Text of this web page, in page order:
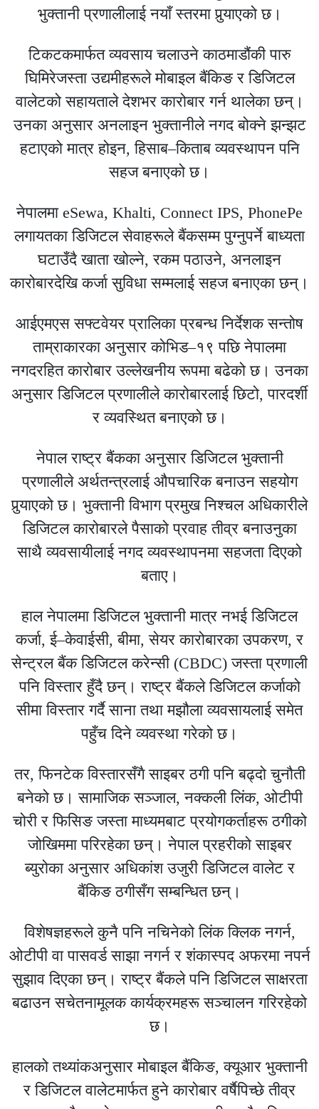
भुक्तानी प्रणालीलाई नयाँ स्तरमा पुर्‍याएको छ।
टिकटकमार्फत व्यवसाय चलाउने काठमाडौंकी पारु
घिमिरेजस्ता उद्यमीहरूले मोबाइल बैंकिङ र डिजिटल
वालेटको सहायताले देशभर कारोबार गर्न थालेका छन्।
उनका अनुसार अनलाइन भुक्तानीले नगद बोक्ने झन्झट
हटाएको मात्र होइन, हिसाब–किताब व्यवस्थापन पनि
सहज बनाएको छ।
नेपालमा eSewa, Khalti, Connect IPS, PhonePe
लगायतका डिजिटल सेवाहरूले बैंकसम्म पुग्नुपर्ने बाध्यता
घटाउँदै खाता खोल्ने, रकम पठाउने, अनलाइन
कारोबारदेखि कर्जा सुविधा सम्मलाई सहज बनाएका छन्।
आईएमएस सफ्टवेयर प्रालिका प्रबन्ध निर्देशक सन्तोष
ताम्राकारका अनुसार कोभिड–१९ पछि नेपालमा
नगदरहित कारोबार उल्लेखनीय रूपमा बढेको छ। उनका
अनुसार डिजिटल प्रणालीले कारोबारलाई छिटो, पारदर्शी
र व्यवस्थित बनाएको छ।
नेपाल राष्ट्र बैंकका अनुसार डिजिटल भुक्तानी
प्रणालीले अर्थतन्त्रलाई औपचारिक बनाउन सहयोग
पुर्‍याएको छ। भुक्तानी विभाग प्रमुख निश्चल अधिकारीले
डिजिटल कारोबारले पैसाको प्रवाह तीव्र बनाउनुका
साथै व्यवसायीलाई नगद व्यवस्थापनमा सहजता दिएको
बताए।
हाल नेपालमा डिजिटल भुक्तानी मात्र नभई डिजिटल
कर्जा, ई–केवाईसी, बीमा, सेयर कारोबारका उपकरण, र
सेन्ट्रल बैंक डिजिटल करेन्सी (CBDC) जस्ता प्रणाली
पनि विस्तार हुँदै छन्। राष्ट्र बैंकले डिजिटल कर्जाको
सीमा विस्तार गर्दै साना तथा मझौला व्यवसायलाई समेत
पहुँच दिने व्यवस्था गरेको छ।
तर, फिनटेक विस्तारसँगै साइबर ठगी पनि बढ्दो चुनौती
बनेको छ। सामाजिक सञ्जाल, नक्कली लिंक, ओटीपी
चोरी र फिसिङ जस्ता माध्यमबाट प्रयोगकर्ताहरू ठगीको
जोखिममा परिरहेका छन्। नेपाल प्रहरीको साइबर
ब्युरोका अनुसार अधिकांश उजुरी डिजिटल वालेट र
बैंकिङ ठगीसँग सम्बन्धित छन्।
विशेषज्ञहरूले कुनै पनि नचिनेको लिंक क्लिक नगर्न,
ओटीपी वा पासवर्ड साझा नगर्न र शंकास्पद अफरमा नपर्न
सुझाव दिएका छन्। राष्ट्र बैंकले पनि डिजिटल साक्षरता
बढाउन सचेतनामूलक कार्यक्रमहरू सञ्चालन गरिरहेको
छ।
हालको तथ्यांकअनुसार मोबाइल बैंकिङ, क्यूआर भुक्तानी
र डिजिटल वालेटमार्फत हुने कारोबार वर्षैपिच्छे तीव्र